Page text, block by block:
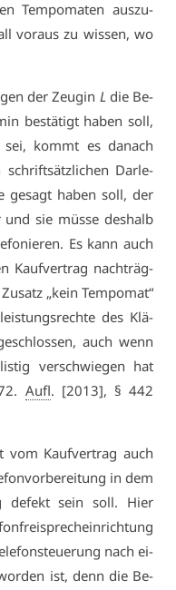
Tem­po­ma­ten aus­zu­
vor­aus zu wis­sen, wo
der Zeu­gin Ldie Be­
be­stä­tigt ha­ben soll,
kommt es da­nach
Dar­le­
ge­sagt ha­ben soll, der
sie müs­se des­halb
Es kann auch
Kauf­ver­trag nach­träg­
„kein Tem­po­mat“
des Klä­
auch wenn
ver­schwie­gen hat
Aufl. [2013], § 442
vom Kauf­ver­trag auch
in dem
de­fekt sein soll. Hier
nach ei­
ist, denn die Be­